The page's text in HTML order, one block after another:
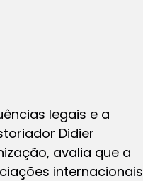
legais e a
Didier
avalia que a
internacionais